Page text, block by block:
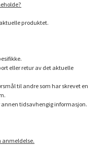
produktet.
eller retur av det aktuelle
til andre som har skrevet en
tidsavhengig informasjon.
anmeldelse.